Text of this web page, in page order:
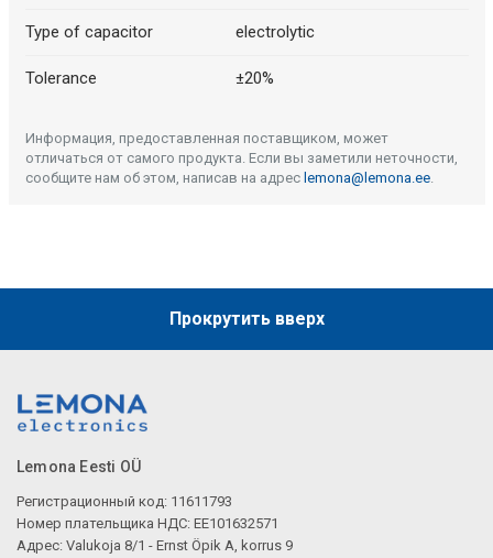
Описание искусственного интеллекта
Type of capacitor electrolytic
Tolerance ±20%
Информация, предоставленная поставщиком, может
отличаться от самого продукта. Если вы заметили неточности,
сообщите нам об этом, написав на адрес lemona@lemona.ee.
Прокрутить вверх
Lemona Eesti OÜ
Регистрационный код: 11611793
Номер плательщика НДС: EE101632571
Адрес: Valukoja 8/1 - Ernst Öpik A, korrus 9